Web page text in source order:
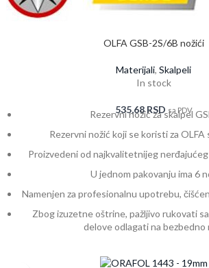
OLFA GSB-2S/6B nožići
Materijali, Skalpeli
In stock
535,68RSD sa PDV
Rezervni nožić za skalpel
Rezervni nožić koji se koristi za OLFA
Proizvedeni od najkvalitetnijeg
U jednom pakovanju ima 6
Namenjen za profesionalnu upotrebu,
Zbog izuzetne oštrine, pažljivo rukovati
delove odlagati na bezbedno